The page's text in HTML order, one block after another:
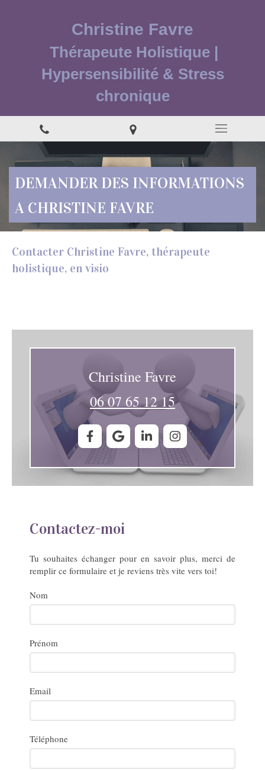
Christine Favre
Thérapeute Holistique |
Hypersensibilité & Stress
chronique
DEMANDER DES INFORMATIONS
A CHRISTINE FAVRE
Contacter Christine Favre, thérapeute
holistique, en visio
Christine Favre
06 07 65 12 15
Contactez-moi
Tu souhaites échanger pour en savoir plus, merci de
remplir ce formulaire et je reviens très vite vers toi!
Nom
Prénom
Email
Téléphone